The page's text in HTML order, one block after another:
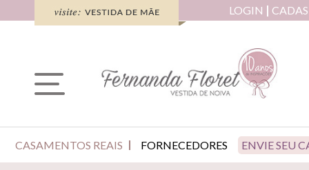
LOGIN
CASAMENTOS REAIS FORNECEDORES ENVIE SEU